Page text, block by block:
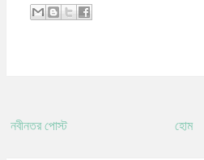
নবীনতর পোস্ট হোম